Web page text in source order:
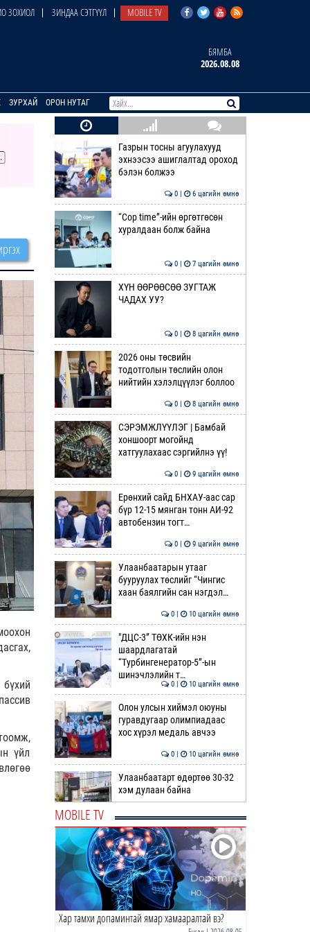
ЗОХИОЛ ЗИНДАА СЭТГҮҮЛ MOBILE TV
БЯМБА
2026.08.08
ЗУРХАЙ ОРОН НУТАГ
үйл
Газрын тосны агуулахууд
эхнээсээ ашиглалтад ороход
бэлэн болжээ
0 | 6 цагийн өмнө
“Cop time”-ийн өргөтгөсөн
хуралдаан болж байна
0 | 7 цагийн өмнө
ХҮН ӨӨРӨӨСӨӨ ЗУГТАЖ
ЧАДАХ УУ?
0 | 8 цагийн өмнө
2026 оны төсвийн
тодотголын төслийн олон
нийтийн хэлэлцүүлэг боллоо
0 | 8 цагийн өмнө
СЭРЭМЖЛҮҮЛЭГ | Бамбай
хоншоорт могойнд
хатгуулахаас сэргийлнэ үү!
0 | 9 цагийн өмнө
Ерөнхий сайд БНХАУ-аас сар
бүр 12-15 мянган тонн АИ-92
автобензин тогт…
0 | 9 цагийн өмнө
Улаанбаатарын утааг
бууруулах төслийг “Чингис
хаан баялгийн сан нэгдэл…
0 | 10 цагийн өмнө
"ДЦС-3” ТӨХК-ийн нэн
шаардлагатай
“Турбингенератор-5”-ын
шинэчлэлийн т…
0 | 10 цагийн өмнө
Олон улсын хиймэл оюуны
гуравдугаар олимпиадаас
хос хүрэл медаль авчээ
0 | 10 цагийн өмнө
Улаанбаатарт өдөртөө 30-32
хэм дулаан байна
ДОРНЫН ЗУРХАЙ | Морь,
нохой жилтнээ аливаа үйлийг
хийхэд эерэг сайн
0 | 11 цагийн өмнө
ӨГЛӨӨНИЙ МЭНД!
MOBILE TV
Хар тамхи допаминтай ямар хамааралтай вэ?